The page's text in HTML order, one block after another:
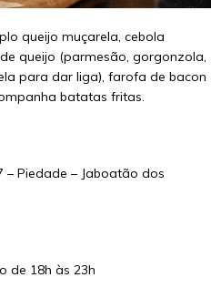
queijo muçarela, cebola
queijo (parmesão, gorgonzola,
para dar liga), farofa de bacon
batatas fritas.
– Piedade – Jaboatão dos
de 18h às 23h